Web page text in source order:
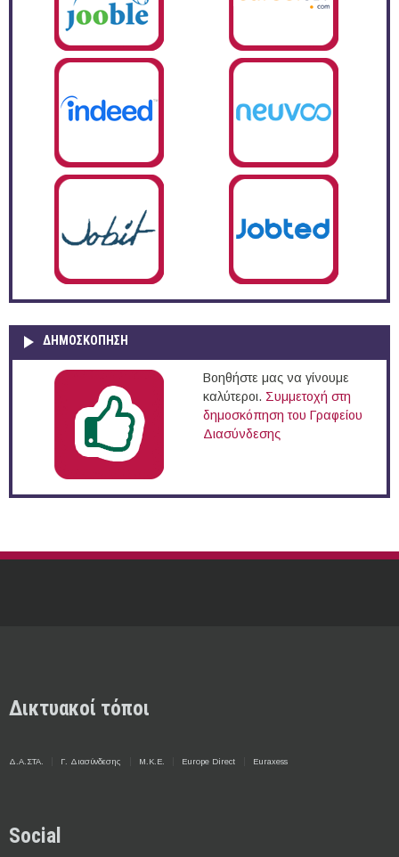
ΔΗΜΟΣΚΌΠΗΣΗ
Βοηθήστε μας να γίνουμε
καλύτεροι. Συμμετοχή στη
δημοσκόπηση του Γραφείου
Διασύνδεσης
Δικτυακοί τόποι
Δ.Α.ΣΤΑ. Γ. Διασύνδεσης Μ.Κ.Ε. Europe Direct Euraxess
Social